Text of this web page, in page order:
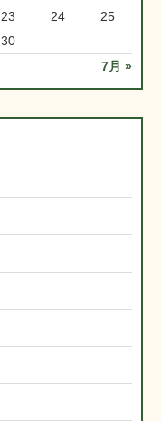
7月 »
23 24
25
30